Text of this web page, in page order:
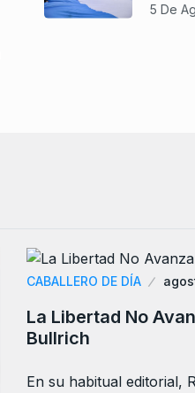
5 De
CABALLERO DE DÍA
La Libertad No
Bullrich
En su habitual editorial,